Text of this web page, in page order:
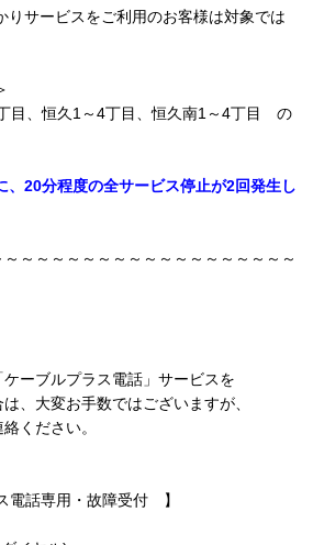
スをご利用のお客様は対象では
久1～4丁目、恒久南1～4丁目 の
、20分程度の全サービス停止が2回発生し
～～～～～～～～～～～～～～～～～～
ーブルプラス電話」サービスを
、大変お手数ではございますが、
ください。
電話専用・故障受付 】